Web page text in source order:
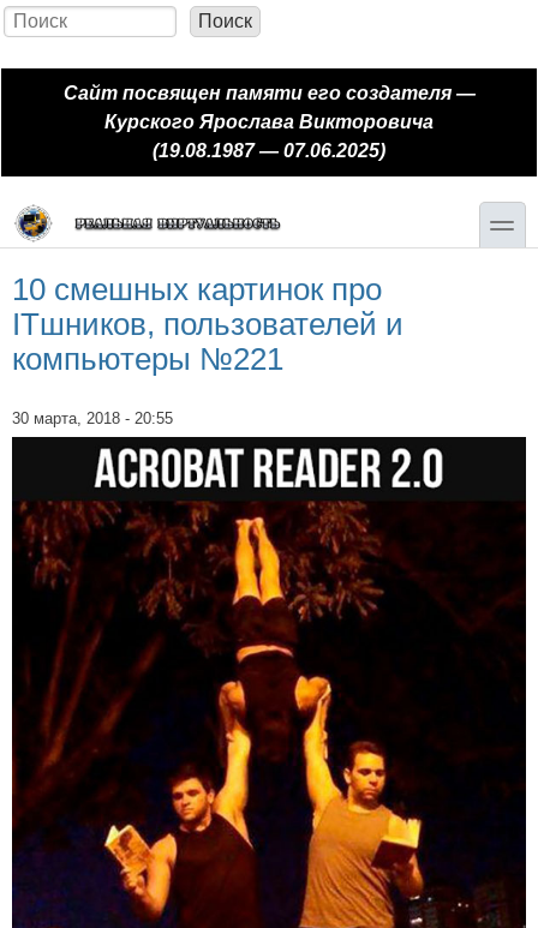
Перейти к основному содержанию
Skip to search
Форма поиска
Поиск
Сайт посвящен памяти его создателя —
Курского Ярослава Викторовича
(19.08.1987 — 07.06.2025)
toggle
10 смешных картинок про
ITшников, пользователей и
компьютеры №221
30 марта, 2018 - 20:55